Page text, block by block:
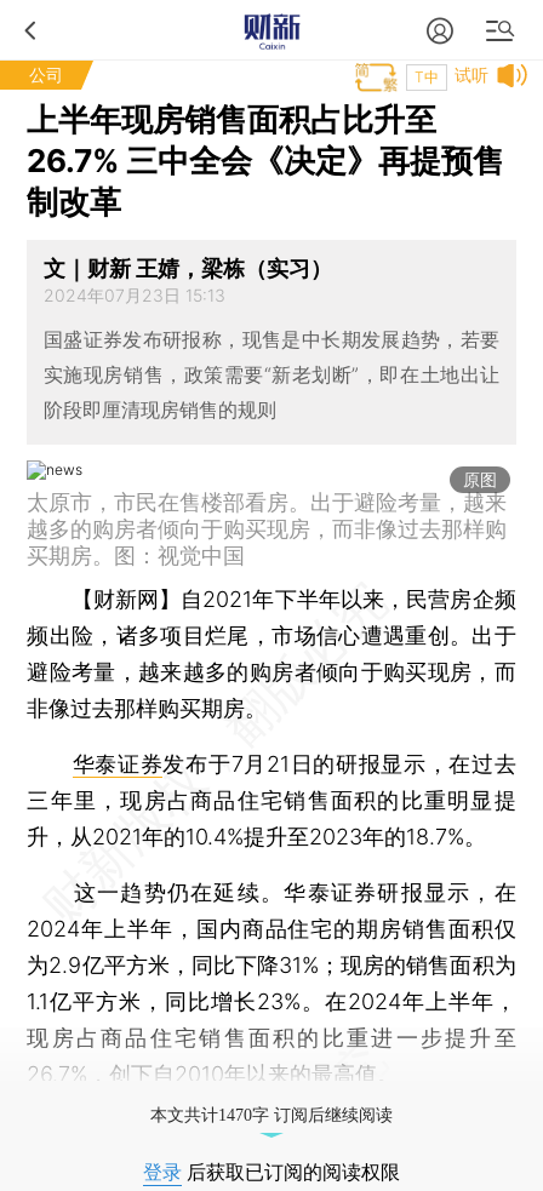
公司 试听
T中
上半年现房销售面积占比升至
26.7% 三中全会《决定》再提预售
制改革
文｜财新 王婧，梁栋（实习）
2024年07月23日 15:13
国盛证券发布研报称，现售是中长期发展趋势，若要
实施现房销售，政策需要“新老划断”，即在土地出让
阶段即厘清现房销售的规则
原图
太原市，市民在售楼部看房。出于避险考量，越来
越多的购房者倾向于购买现房，而非像过去那样购
买期房。图：视觉中国
【财新网】 自2021年下半年以来，民营房企频
频出险，诸多项目烂尾，市场信心遭遇重创。出于
避险考量，越来越多的购房者倾向于购买现房，而
非像过去那样购买期房。
华泰证券发布于7月21日的研报显示，在过去
三年里，现房占商品住宅销售面积的比重明显提
升，从2021年的10.4%提升至2023年的18.7%。
这一趋势仍在延续。华泰证券研报显示，在
2024年上半年，国内商品住宅的期房销售面积仅
为2.9亿平方米，同比下降31%；现房的销售面积为
1.1亿平方米，同比增长23%。在2024年上半年，
现房占商品住宅销售面积的比重进一步提升至
26.7%，创下自2010年以来的最高值。
本文共计1470字 订阅后继续阅读
登录 后获取已订阅的阅读权限